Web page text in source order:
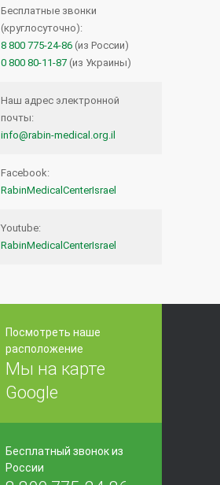
Бесплатные звонки
(круглосуточно):
8 800 775-24-86 (из России)
0 800 80-11-87 (из Украины)
Наш адрес электронной
почты:
info@rabin-medical.org.il
Facebook:
RabinMedicalCenterIsrael
Youtube:
RabinMedicalCenterIsrael
Посмотреть наше
расположение
Мы на карте
Google
Бесплатный звонок из
России